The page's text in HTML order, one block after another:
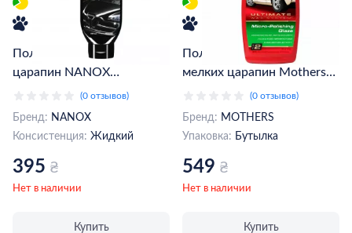
Полироль для мелких
царапин NANOX
нанотехнология 300 мл
(NX8303)
(0 отзывов)
Бренд: NANOX
Консистенция: Жидкий
395 ₴
Нет в наличии
Купить
Полироль для удаления
мелких царапин Mothers
Micro-Polishing Glaze 473
мл (MS08100)
(0 отзывов)
Бренд: MOTHERS
Упаковка: Бутылка
549 ₴
Нет в наличии
Купить